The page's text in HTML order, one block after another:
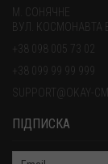
М. СОНЯЧНЕ
ВУЛ. КОСМОНАВТА
+38 098 005 73 02
+38 099 99 99 999
SUPPORT@OKAY-
ПІДПИСКА